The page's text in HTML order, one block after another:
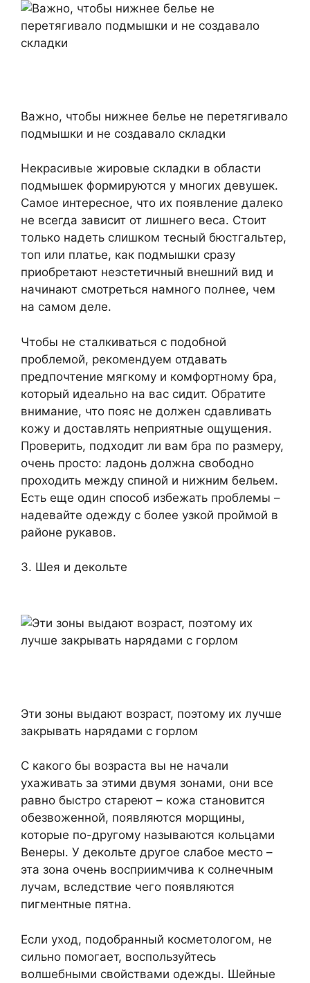
Важно, чтобы нижнее белье не перетягивало
подмышки и не создавало складки
Некрасивые жировые складки в области
подмышек формируются у многих девушек.
Самое интересное, что их появление далеко
не всегда зависит от лишнего веса. Стоит
только надеть слишком тесный бюстгальтер,
топ или платье, как подмышки сразу
приобретают неэстетичный внешний вид и
начинают смотреться намного полнее, чем
на самом деле.
Чтобы не сталкиваться с подобной
проблемой, рекомендуем отдавать
предпочтение мягкому и комфортному бра,
который идеально на вас сидит. Обратите
внимание, что пояс не должен сдавливать
кожу и доставлять неприятные ощущения.
Проверить, подходит ли вам бра по размеру,
очень просто: ладонь должна свободно
проходить между спиной и нижним бельем.
Есть еще один способ избежать проблемы –
надевайте одежду с более узкой проймой в
районе рукавов.
3. Шея и декольте
Эти зоны выдают возраст, поэтому их лучше
закрывать нарядами с горлом
С какого бы возраста вы не начали
ухаживать за этими двумя зонами, они все
равно быстро стареют – кожа становится
обезвоженной, появляются морщины,
которые по-другому называются кольцами
Венеры. У декольте другое слабое место –
эта зона очень восприимчива к солнечным
лучам, вследствие чего появляются
пигментные пятна.
Если уход, подобранный косметологом, не
сильно помогает, воспользуйтесь
волшебными свойствами одежды. Шейные